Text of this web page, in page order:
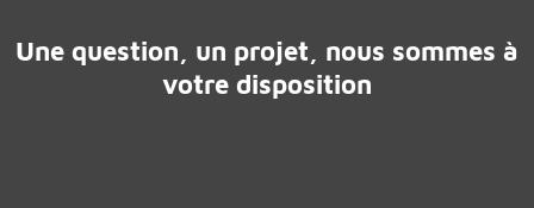
Une question, un projet, nous sommes à
votre disposition